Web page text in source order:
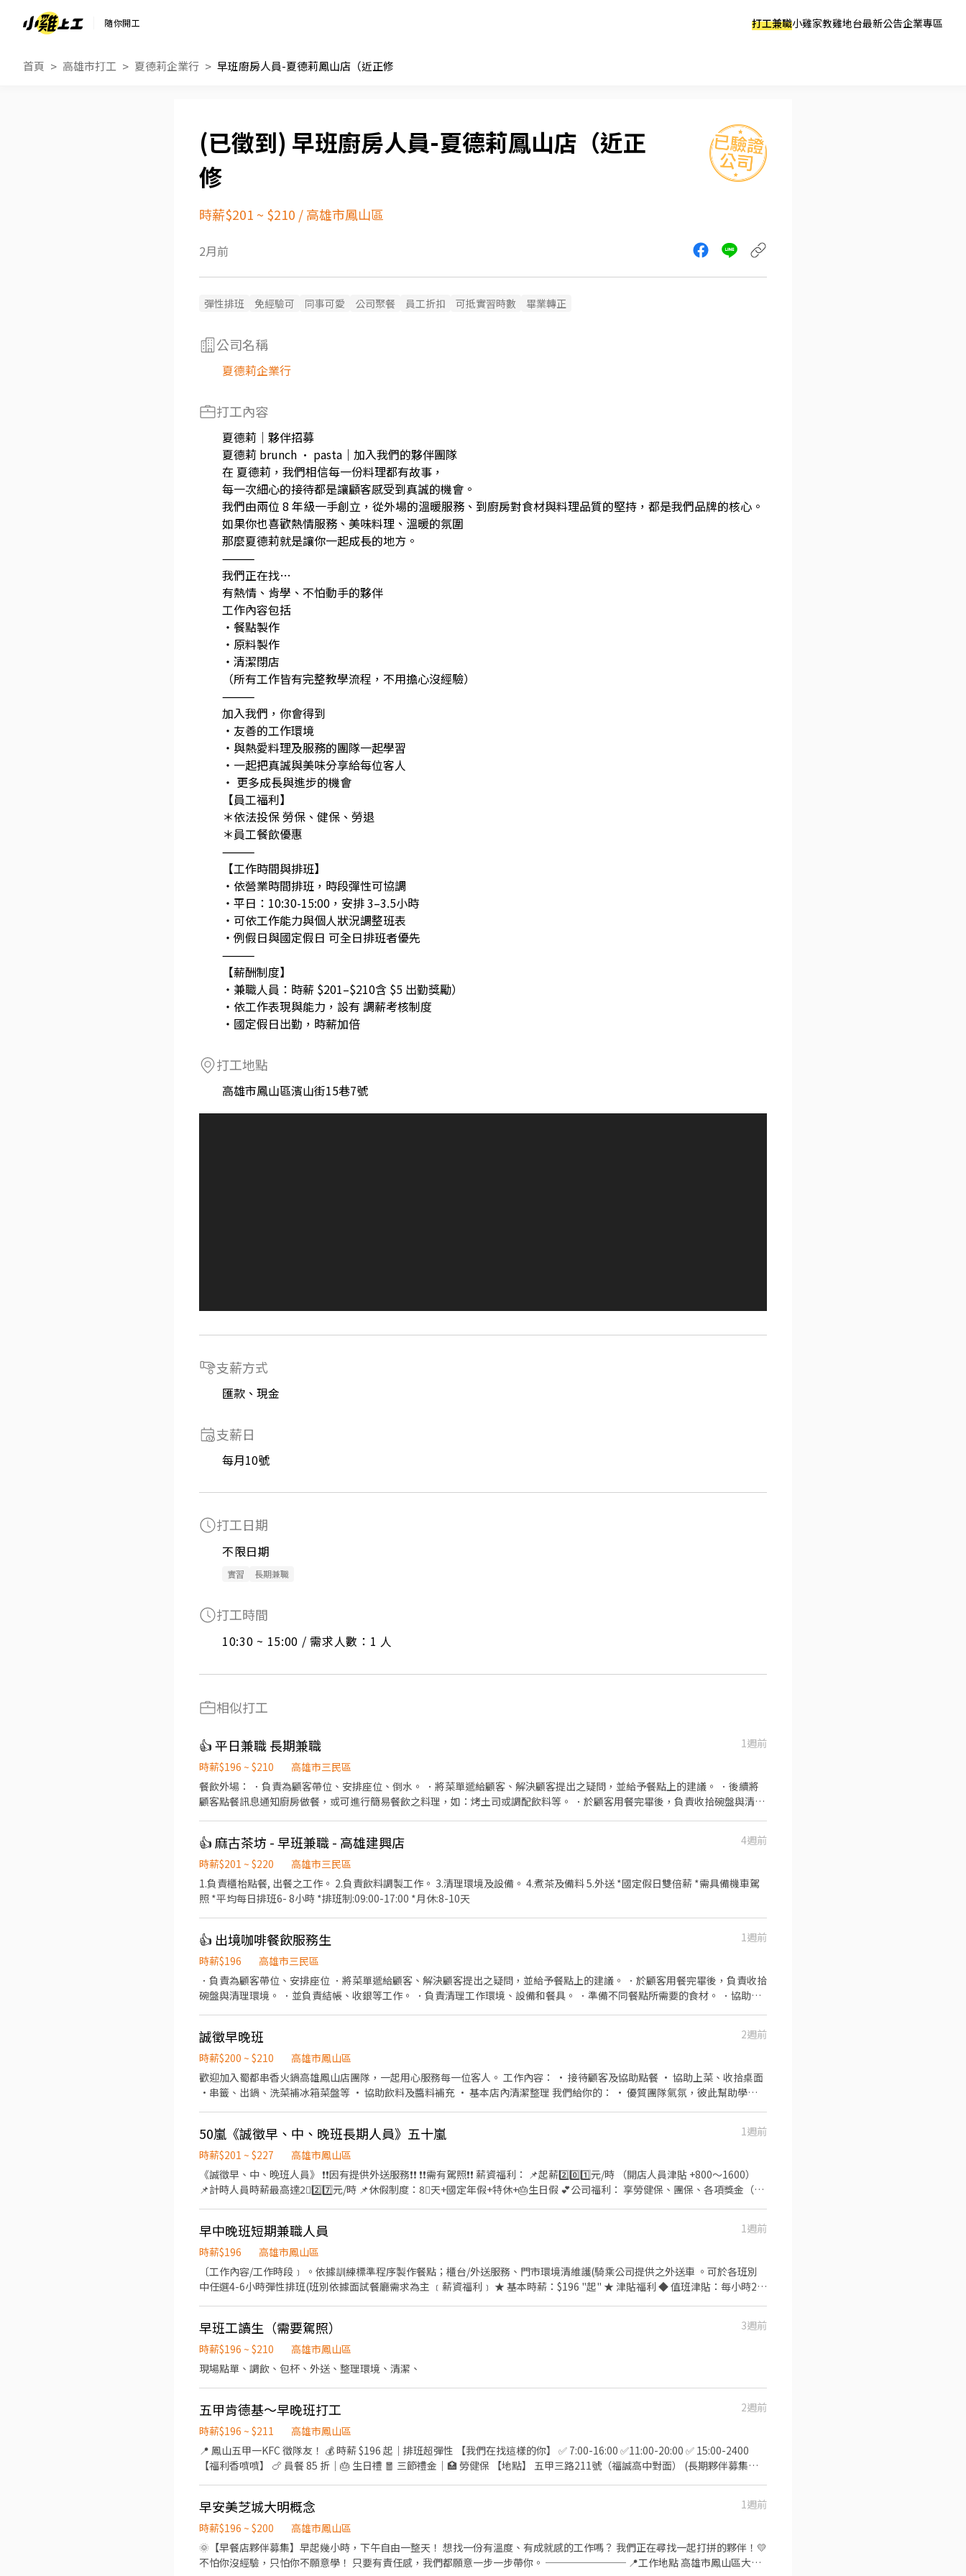
隨你開工 打工兼職小雞家教雞地台最新公告企業專區
首頁 高雄市打工 夏德莉企業行 早班廚房人員-夏德莉鳳山店（近正修
早班廚房人員-夏德莉鳳山店（近正
修
時薪$201 ~ $210 /高雄市鳳山區
2月前
彈性排班 免經驗可 同事可愛 公司聚餐 員工折扣 可抵實習時數 畢業轉正
公司名稱
夏德莉企業行
打工內容
夏德莉｜夥伴招募
夏德莉 brunch • pasta｜加入我們的夥伴團隊
在 夏德莉，我們相信每一份料理都有故事，
每一次細心的接待都是讓顧客感受到真誠的機會。
我們由兩位 8 年級一手創立，從外場的溫暖服務、到廚房對食材與料理品質的堅持，都是我們品牌的核心。
如果你也喜歡熱情服務、美味料理、溫暖的氛圍
那麼夏德莉就是讓你一起成長的地方。
⸻
我們正在找…
有熱情、肯學、不怕動手的夥伴
工作內容包括
・餐點製作
・原料製作
・清潔閉店
（所有工作皆有完整教學流程，不用擔心沒經驗）
⸻
加入我們，你會得到
・友善的工作環境
・與熱愛料理及服務的團隊一起學習
・一起把真誠與美味分享給每位客人
・ 更多成長與進步的機會
【員工福利】
＊依法投保 勞保、健保、勞退
＊員工餐飲優惠
⸻
【工作時間與排班】
・依營業時間排班，時段彈性可協調
・平日：10:30-15:00，安排 3–3.5小時
・可依工作能力與個人狀況調整班表
・例假日與國定假日 可全日排班者優先
⸻
【薪酬制度】
・兼職人員：時薪 $201–$210含 $5 出勤獎勵）
・依工作表現與能力，設有 調薪考核制度
・國定假日出勤，時薪加倍
打工地點
高雄市鳳山區濱山街15巷7號
支薪方式
匯款、現金
支薪日
每月10號
打工日期
不限日期
實習 長期兼職
打工時間
10:30 ~ 15:00 / 需求人數：1 人
相似打工
👍 平日兼職 長期兼職
1週前
時薪$196 ~ $210
高雄市三民區
餐飲外場： ．負責為顧客帶位、安排座位、倒水。 ．將菜單遞給顧客、解決顧客提出之疑問，並給予餐點上的建議。 ．後續將
顧客點餐訊息通知廚房做餐，或可進行簡易餐飲之料理，如：烤土司或調配飲料等。 ．於顧客用餐完畢後，負責收拾碗盤與清理
重量。 ．負責擺盤、打包外帶服務。
👍 麻古茶坊 - 早班兼職 - 高雄建興店
4週前
時薪$201 ~ $220
高雄市三民區
1.負責櫃枱點餐, 出餐之工作。 2.負責飲料調製工作。 3.清理環境及設備。 4.煮茶及備料 5.外送 *國定假日雙倍薪 *需具備機車駕
照 *平均每日排班6- 8小時 *排班制:09:00-17:00 *月休:8-10天
👍 出境咖啡餐飲服務生
1週前
時薪$196
高雄市三民區
．負責為顧客帶位、安排座位 ．將菜單遞給顧客、解決顧客提出之疑問，並給予餐點上的建議。 ．於顧客用餐完畢後，負責收拾
碗盤與清理環境。 ．並負責結帳、收銀等工作。 ．負責清理工作環境、設備和餐具。 ．準備不同餐點所需要的食材。 ．協助測
誠徵早晚班
2週前
時薪$200 ~ $210
高雄市鳳山區
歡迎加入蜀都串香火鍋高雄鳳山店團隊，一起用心服務每一位客人。 工作內容： • 接待顧客及協助點餐 • 協助上菜、收拾桌面
·串籤、出鍋、洗菜補冰箱菜盤等 • 協助飲料及醬料補充 • 基本店內清潔整理 我們給你的： • 優質團隊氣氛，彼此幫助學習
50嵐《誠徵早、中、晚班長期人員》五十嵐
1週前
時薪$201 ~ $227
高雄市鳳山區
《誠徵早、中、晚班人員》 ❗️❗️因有提供外送服務❗️❗️ ❗️❗️需有駕照❗️❗️ 薪資福利： 📌起薪2️⃣0️⃣1️⃣元/時 （開店人員津貼 +800～1600）
📌計時人員時薪最高達2⃣️2️⃣7️⃣元/時 📌休假制度：8⃣️天+國定年假+特休+🎂生日假 💕公司福利： 享勞健保、團保、各項獎金（生
求考量，歡迎提出詢問！ 基本時數4～8小時上班時間 有無經驗、另外兼職、在校生都歡迎👏 【加分條件】 寒暑假、假日可配合
排班 願意認真、努力學習、責任感 工作內容： 1.點單收銀 包裝飲品 2.各類飲品泡製及廚房烹調 3.電話接聽☎️ 4.門市外送（公司
提供外送車🛵🛵）
早中晚班短期兼職人員
1週前
時薪$196
高雄市鳳山區
〔工作內容/工作時段﹞ 。依據訓練標準程序製作餐點；櫃台/外送服務、門市環境清維護(騎乘公司提供之外送車 。可於各班別
中任選4-6小時彈性排班(班別依據面試餐廳需求為主 ﹝薪資福利﹞ ★ 基本時薪：$196 "起" ★ 津貼福利 ◆ 值班津貼：每小時20
員購折扣；組長當日任職每四小時享有乙餐員餐 ◆ 生日/節慶禮卷： 你生日我慶祝，生日當月我們提供你品牌禮卷 讓生日更有溫
度 你過節我共歡，重要節慶我們提供你福利禮券 好好與家人歡慶 你旅遊我贊助，每年職福會提供你旅遊津貼 好好享受幸福人生
◎ 詳細工作時間於面試時告知
早班工讀生（需要駕照）
3週前
時薪$196 ~ $210
高雄市鳳山區
現場點單、調飲、包杯、外送、整理環境、清潔、
五甲肯德基～早晚班打工
2週前
時薪$196 ~ $211
高雄市鳳山區
📍 鳳山五甲一KFC 徵隊友！ 💰 時薪 $196 起｜排班超彈性 【我們在找這樣的你】 ✅ 7:00-16:00 ✅11:00-20:00 ✅ 15:00-2400
【福利香噴噴】 🍗 員餐 85 折｜🎂 生日禮 🧧 三節禮金｜🏥 勞健保 【地點】 五甲三路211號（福誠高中對面） (長期夥伴募集
早安美芝城大明概念
1週前
時薪$196 ~ $200
高雄市鳳山區
🌞【早餐店夥伴募集】早起幾小時，下午自由一整天！ 想找一份有溫度、有成就感的工作嗎？ 我們正在尋找一起打拼的夥伴！💛
不怕你沒經驗，只怕你不願意學！ 只要有責任感，我們都願意一步一步帶你。 ──────── 📍工作地點 高雄市鳳山區大明